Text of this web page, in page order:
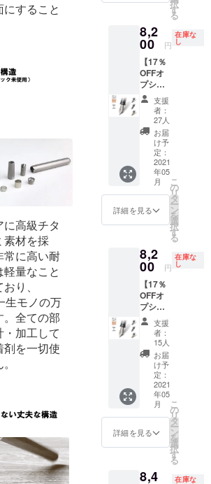
すること
高級チタ
素材を採
常に高い耐
量なこと
り、
生モノの万
全ての部
加工して
剤を一切使
能性も
ござい
ます。
※ご注文
状況、
使用部
材の供
給状
況、製
造工程
上の都
合等に
より出
荷時期
が遅れ
があり
ます。
は４種
類から
お選び
いただ
けま
す。 ※
皆様の
応援購
入によ
り量産
効率が
向上し
た場
合、正
規販売
価格が
販売予
能性も
ござい
ます。
※ご注文
状況、
使用部
材の供
給状
況、製
造工程
上の都
合等に
より出
荷時期
が遅れ
があり
ます。
（販売
格
9,900円
の
18％OF
F） ※こ
ちらは
リター
ンのオ
プショ
ン商品
のた
め、本
体をご
購入の
方のみ
ご購入
いただ
サイズ
は４種
類から
お選び
いただ
けま
す。 ※
皆様の
応援購
入によ
り量産
効率が
向上し
た場
合、正
規販売
価格が
がる可
択
す
る
8,2
00 円
在庫な
し
【17％
OFFオ
プショ
ンリ
ター
ン】大
人気！
Titaniu
m（チ
タン）
ニブ
Titaniu
m（チ
タン）
ニブ×１
（販売
格
9,900円
の
17％OF
F） ※こ
ちらは
リター
ンのオ
プショ
ン商品
のた
め、本
体をご
購入の
方のみ
ご購入
いただ
サイズ
支援
者：
27人
お届
け予
定：
2021
年05
月
詳細を見る
こ
の
リ
タ
ー
ン
を
選
択
す
る
8,2
00 円
在庫な
し
【17％
OFFオ
プショ
ンリ
ター
ン】大
人気！
Titaniu
m（チ
タン）
ニブ
Titaniu
m（チ
タン）
ニブ×１
（販売
格
支援
者：
15人
お届
け予
定：
2021
年05
月
詳細を見る
こ
の
リ
タ
ー
ン
を
選
択
す
る
8,4 在庫な